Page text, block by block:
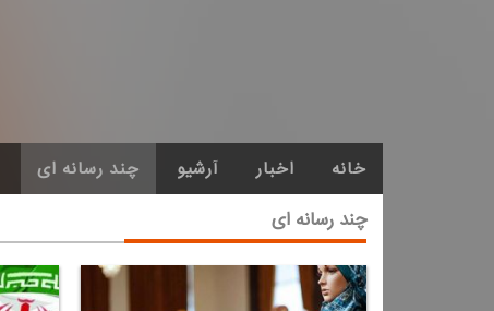
خانه اخبار آرشیو چند رسانه ای
چند رسانه ای